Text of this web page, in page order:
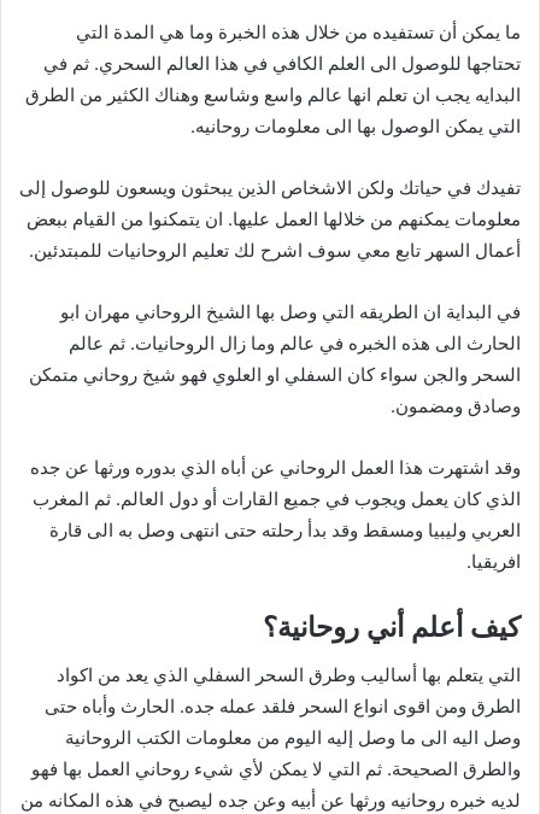
ما يمكن أن تستفيده من خلال هذه الخبرة وما هي المدة التي
تحتاجها للوصول الى العلم الكافي في هذا العالم السحري. ثم في
البدايه يجب ان تعلم انها عالم واسع وشاسع وهناك الكثير من الطرق
التي يمكن الوصول بها الى معلومات روحانيه.
تفيدك في حياتك ولكن الاشخاص الذين يبحثون ويسعون للوصول إلى
معلومات يمكنهم من خلالها العمل عليها. ان يتمكنوا من القيام ببعض
أعمال السهر تابع معي سوف اشرح لك تعليم الروحانيات للمبتدئين.
في البداية ان الطريقه التي وصل بها الشيخ الروحاني مهران ابو
الحارث الى هذه الخبره في عالم وما زال الروحانيات. ثم عالم
السحر والجن سواء كان السفلي او العلوي فهو شيخ روحاني متمكن
وصادق ومضمون.
وقد اشتهرت هذا العمل الروحاني عن أباه الذي بدوره ورثها عن جده
الذي كان يعمل ويجوب في جميع القارات أو دول العالم. ثم المغرب
العربي وليبيا ومسقط وقد بدأ رحلته حتى انتهى وصل به الى قارة
افريقيا.
كيف أعلم أني روحانية؟
التي يتعلم بها أساليب وطرق السحر السفلي الذي يعد من اكواد
الطرق ومن اقوى انواع السحر فلقد عمله جده. الحارث وأباه حتى
وصل اليه الى ما وصل إليه اليوم من معلومات الكتب الروحانية
والطرق الصحيحة. ثم التي لا يمكن لأي شيء روحاني العمل بها فهو
لديه خبره روحانيه ورثها عن أبيه وعن جده ليصبح في هذه المكانه من